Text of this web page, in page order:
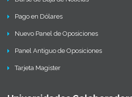
Pago en Dólares
Nuevo Panel de Oposiciones
Panel Antiguo de Oposiciones
Tarjeta Magister